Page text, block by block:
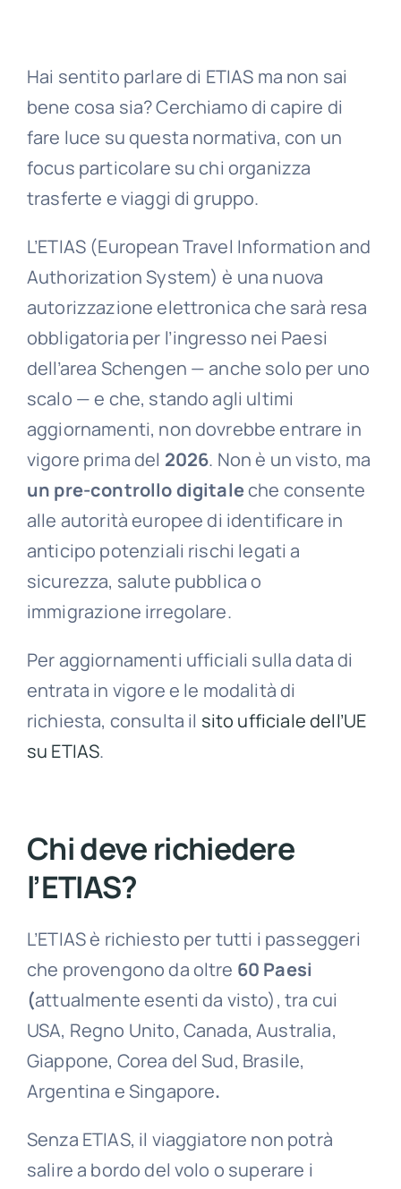
Hai sentito parlare di ETIAS ma non sai
bene cosa sia? Cerchiamo di capire di
fare luce su questa normativa, con un
focus particolare su chi organizza
trasferte e viaggi di gruppo.
L’ETIAS (European Travel Information and
Authorization System) è una nuova
autorizzazione elettronica che sarà resa
obbligatoria per l’ingresso nei Paesi
dell’area Schengen — anche solo per uno
scalo — e che, stando agli ultimi
aggiornamenti, non dovrebbe entrare in
vigore prima del 2026. Non è un visto, ma
un pre-controllo digitaleche consente
alle autorità europee di identificare in
anticipo potenziali rischi legati a
sicurezza, salute pubblica o
immigrazione irregolare.
Per aggiornamenti ufficiali sulla data di
entrata in vigore e le modalità di
richiesta, consulta il sito ufficiale dell’UE
su ETIAS.
Chi deve richiedere
l’ETIAS?
L’ETIAS è richiesto per tutti i passeggeri
che provengono da oltre 60 Paesi
(attualmente esenti da visto), tra cui
USA, Regno Unito, Canada, Australia,
Giappone, Corea del Sud, Brasile,
Argentina e Singapore.
Senza ETIAS, il viaggiatore non potrà
salire a bordo del volo o superare i